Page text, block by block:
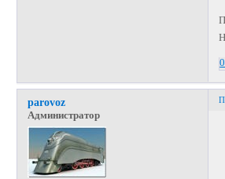
0
parovoz
Администратор